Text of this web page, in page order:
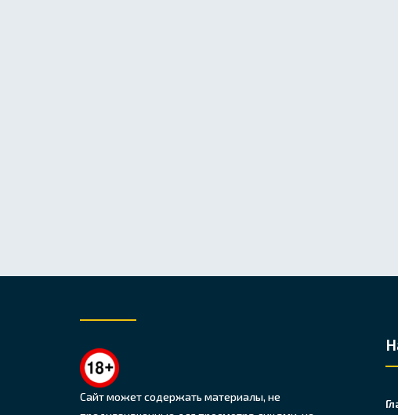
Сайт может содержать материалы, не